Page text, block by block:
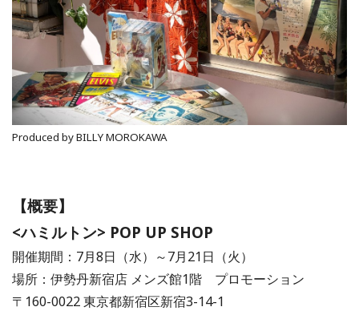
Produced by BILLY MOROKAWA
【概要】
<ハミルトン> POP UP SHOP
開催期間：7月8日（水）～7月21日（火）
場所：伊勢丹新宿店 メンズ館1階 プロモーション
〒160-0022 東京都新宿区新宿3-14-1